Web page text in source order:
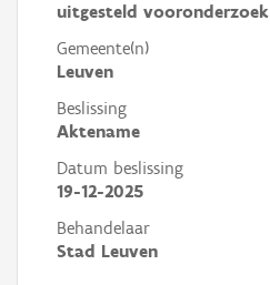
uitgesteld vooronderzoek
Gemeente(n)
Leuven
Beslissing
Aktename
Datum beslissing
19-12-2025
Behandelaar
Stad Leuven